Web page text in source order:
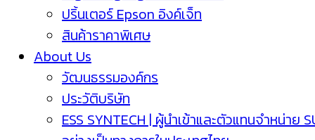
ปริ้นเตอร์ Epson อิงค์เจ็ท
สินค้าราคาพิเศษ
About Us
วัฒนธรรมองค์กร
ประวัติบริษัท
ESS SYNTECH | ผู้นำเข้าและตัวแทนจำหน่าย